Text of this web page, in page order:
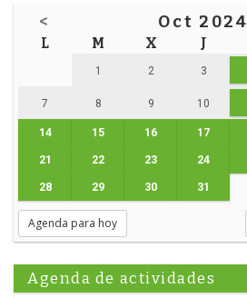
< Oct 2024
L M X J
1 2 3
7 8 9 10
14 15 16 17
21 22 23 24
28 29 30 31
Agenda para hoy
Agenda de actividades